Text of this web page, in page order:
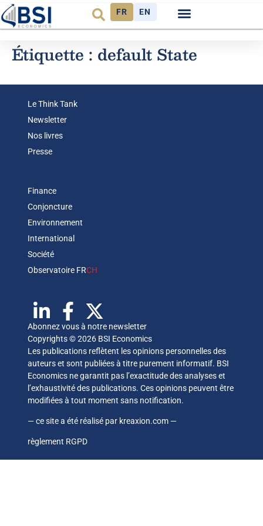
FR EN
Étiquette : default State
Le Think Tank
Newsletter
Nos livres
Presse
Finance
Conjoncture
Environnement
International
Société
Observatoire FRCH
Abonnez vous à notre newsletter
Copyrights © 2026 BSI Economics
Les publications reflètent les opinions personnelles des
auteurs et sont publiées à titre purement informatif. BSI
Economics ne garantit pas l’exactitude des analyses et
l’exhaustivité des publications. Ces opinions peuvent être
modifiées à tout moment sans notification.
— ce site a été réalisé par kreaxion.com —
règlement RGPD